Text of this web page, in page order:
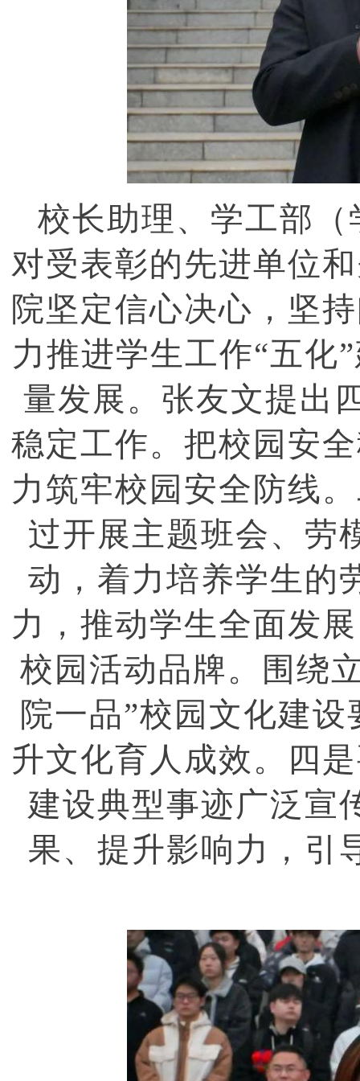
校长助理、学工部
对受表彰的先进单位
院坚定信心决心，坚
力推进学生工作“五化
量发展。张友文提出
稳定工作。把校园安
力筑牢校园安全防线
过开展主题班会、劳
动，着力培养学生的
力，推动学生全面发
校园活动品牌。围绕
院一品”校园文化建
升文化育人成效。四
建设典型事迹广泛宣
果、提升影响力，引